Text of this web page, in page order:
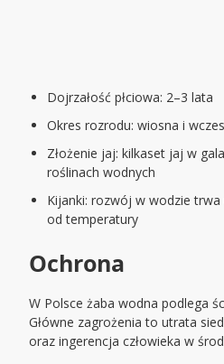
Dojrzałość płciowa: 2–3 lata
Okres rozrodu: wiosna i
Złożenie jaj: kilkaset jaj w
roślinach wodnych
Kijanki: rozwój w wodzie
od temperatury
Ochrona
W Polsce żaba wodna podlega
Główne zagrożenia to utrata
oraz ingerencja człowieka w